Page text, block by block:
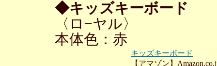
◆キッズキーボード
〈ロ−ヤル〉
本体色：赤
キッズキーボード
【アマゾン】